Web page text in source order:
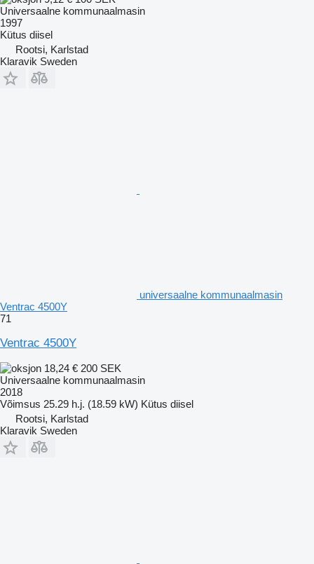
Universaalne kommunaalmasin
1997
Kütus diisel
Rootsi, Karlstad
Klaravik Sweden
universaalne kommunaalmasin
Ventrac 4500Y
71
Ventrac 4500Y
18,24 € 200 SEK
Universaalne kommunaalmasin
2018
Võimsus 25.29 h.j. (18.59 kW) Kütus diisel
Rootsi, Karlstad
Klaravik Sweden